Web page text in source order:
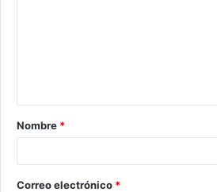
Nombre *
Correo electrónico *